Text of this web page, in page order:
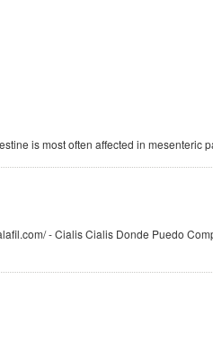
is most often affected in mesenteric
- Cialis Cialis Donde Puedo